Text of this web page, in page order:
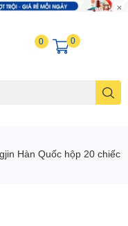
0 0
Hàn Quốc hộp 20 chiếc